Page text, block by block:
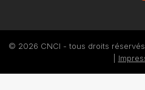
© 2026 CNCI - tous droits